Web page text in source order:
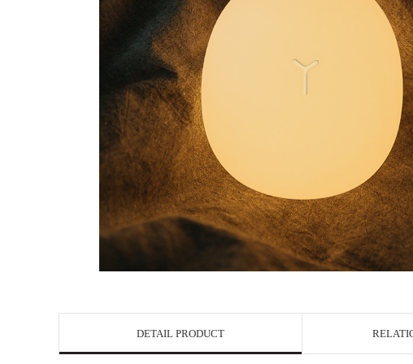
DETAIL PRODUCT